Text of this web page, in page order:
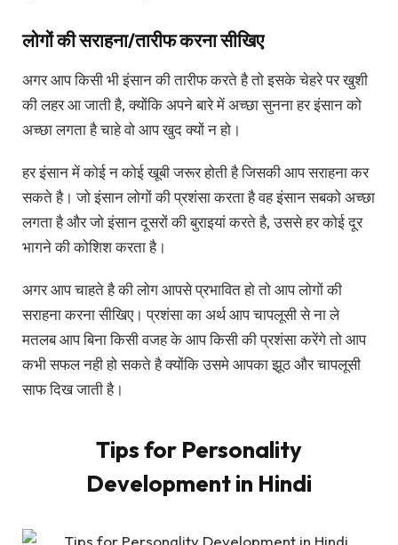
लोगों की सराहना/तारीफ करना सीखिए
अगर आप किसी भी इंसान की तारीफ करते है तो इसके चेहरे पर खुशी
की लहर आ जाती है, क्योंकि अपने बारे में अच्छा सुनना हर इंसान को
अच्छा लगता है चाहे वो आप खुद क्यों न हो।
हर इंसान में कोई न कोई खूबी जरूर होती है जिसकी आप सराहना कर
सकते है। जो इंसान लोगों की प्रशंसा करता है वह इंसान सबको अच्छा
लगता है और जो इंसान दूसरों की बुराइयां करते है, उससे हर कोई दूर
भागने की कोशिश करता है।
अगर आप चाहते है की लोग आपसे प्रभावित हो तो आप लोगों की
सराहना करना सीखिए। प्रशंसा का अर्थ आप चापलूसी से ना ले
मतलब आप बिना किसी वजह के आप किसी की प्रशंसा करेंगे तो आप
कभी सफल नही हो सकते है क्योंकि उसमे आपका झूठ और चापलूसी
साफ दिख जाती है।
Tips for Personality
Development in Hindi